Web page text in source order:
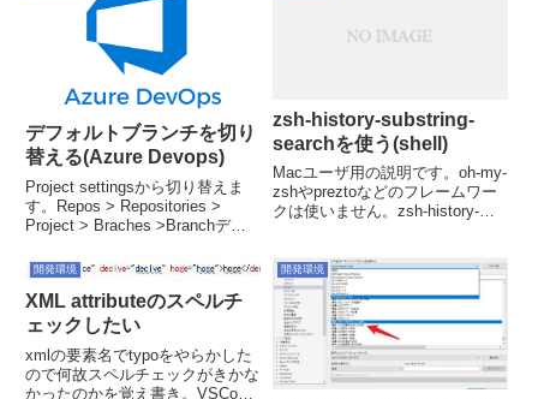
デフォルトブランチを切り
替える(Azure Devops)
Project settingsから切り替えま
す。Repos > Repositories >
Project > Braches >Branchデフ
て、Set as default branchで切り
替えられ...
zsh-history-substring-
searchを使う(shell)
Macユーザ用の説明です。oh-my-
zshやpreztoなどのフレームワー
クは使いません。zsh-history-
と、入力文字列を含んだ履歴のみ
を表示してくれるよう...
開発環境
XML attributeのスペルチ
ェックしたい
xmlの要素名でtypoをやらかした
ので何故スペルチェックがきかな
かったのかを覚え書き。VSCode
開発環境